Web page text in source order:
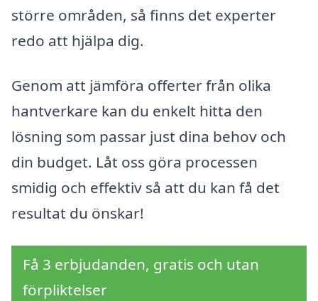
större områden, så finns det experter
redo att hjälpa dig.
Genom att jämföra offerter från olika
hantverkare kan du enkelt hitta den
lösning som passar just dina behov och
din budget. Låt oss göra processen
smidig och effektiv så att du kan få det
resultat du önskar!
Få 3 erbjudanden, gratis och utan
förpliktelser